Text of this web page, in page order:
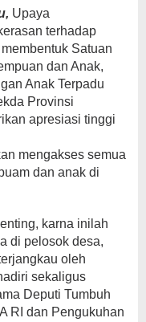
Upaya
terhadap
Satuan
dan Anak,
Anak Terpadu
Provinsi
apresiasi tinggi
mengakses semua
dan anak di
karna inilah
di pelosok desa,
oleh
sekaligus
Deputi Tumbuh
RI dan Pengukuhan